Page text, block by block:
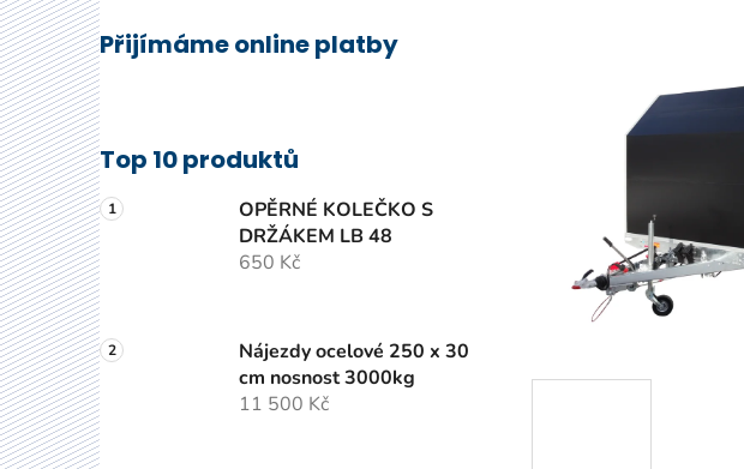
P
o
s
t
r
a
n
n
í
p
a
n
e
l
Přijímáme online platby
Top 10 produktů
OPĚRNÉ KOLEČKO S
DRŽÁKEM LB 48
650 Kč
Nájezdy ocelové 250 x 30
cm nosnost 3000kg
11 500 Kč